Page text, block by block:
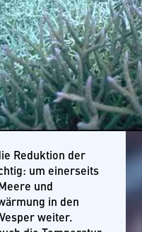
Reduktion der
um einerseits
und
in den
weiter.